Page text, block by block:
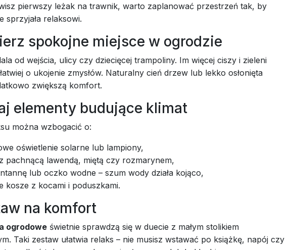
pierwszy leżak na trawnik, warto zaplanować przestrzeń tak, by
sprzyjała relaksowi.
spokojne miejsce w ogrodzie
od wejścia, ulicy czy dziecięcej trampoliny. Im więcej ciszy i zieleni
o ukojenie zmysłów. Naturalny cień drzew lub lekko osłonięta
zwiększą komfort.
elementy budujące klimat
można wzbogacić o:
oświetlenie solarne lub lampiony,
pachnącą lawendą, miętą czy rozmarynem,
lub oczko wodne – szum wody działa kojąco,
kosze z kocami i poduszkami.
na komfort
ogrodowe świetnie sprawdzą się w duecie z małym stolikiem
Taki zestaw ułatwia relaks – nie musisz wstawać po książkę, napój czy